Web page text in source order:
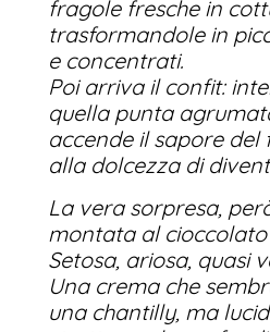
fragole fresche in
trasformandole in
e concentrati.
Poi arriva il confit:
quella punta
accende il sapore del
alla dolcezza di
La vera sorpresa,
montata al
Setosa, ariosa, quasi
Una crema che
una chantilly, ma